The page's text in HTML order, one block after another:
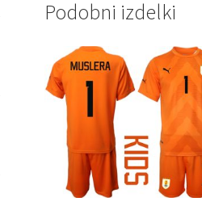
Podobni izdelki